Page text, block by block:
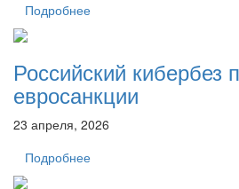
Подробнее
Российский кибербез
евросанкции
23 апреля, 2026
Подробнее